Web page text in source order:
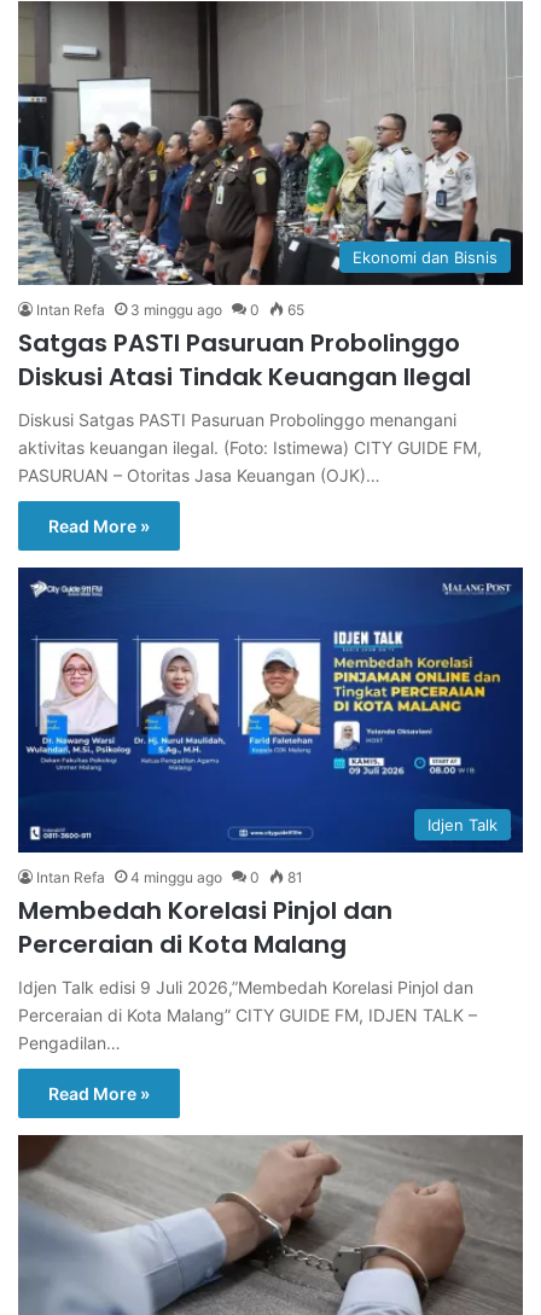
Ekonomi dan Bisnis
Intan Refa 3 minggu ago 0 65
Satgas PASTI Pasuruan Probolinggo
Diskusi Atasi Tindak Keuangan Ilegal
Diskusi Satgas PASTI Pasuruan Probolinggo menangani
aktivitas keuangan ilegal. (Foto: Istimewa) CITY GUIDE FM,
PASURUAN – Otoritas Jasa Keuangan (OJK)…
Read More »
Idjen Talk
Intan Refa 4 minggu ago 0 81
Membedah Korelasi Pinjol dan
Perceraian di Kota Malang
Idjen Talk edisi 9 Juli 2026,”Membedah Korelasi Pinjol dan
Perceraian di Kota Malang” CITY GUIDE FM, IDJEN TALK –
Pengadilan…
Read More »